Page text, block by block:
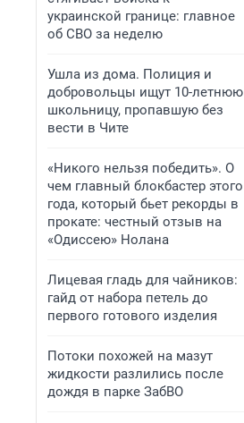
украинской границе: главное
об СВО за неделю
Ушла из дома. Полиция и
добровольцы ищут 10-летнюю
школьницу, пропавшую без
вести в Чите
«Никого нельзя победить». О
чем главный блокбастер этого
года, который бьет рекорды в
прокате: честный отзыв на
«Одиссею» Нолана
Лицевая гладь для чайников:
гайд от набора петель до
первого готового изделия
Потоки похожей на мазут
жидкости разлились после
дождя в парке ЗабВО